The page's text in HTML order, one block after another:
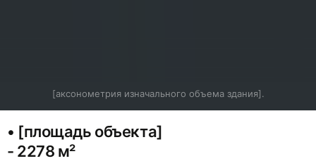
[аксонометрия изначального объема здания].
• [площадь объекта]
- 2278 м²